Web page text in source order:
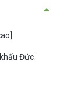
Đức.